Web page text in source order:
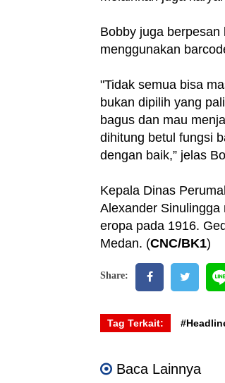
Bobby juga
menggunakan
"Tidak semua bisa
bukan dipilih yang
bagus dan mau
dihitung betul fungsi
dengan baik,” jelas
Kepala Dinas
Alexander Sinulingga
eropa pada 1916.
Medan. (CNC/BK1)
Share:
Tag Terkait:
Baca Lainnya